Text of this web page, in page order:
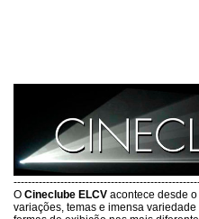
O Cineclube ELCV acontece desde
variações, temas e imensa